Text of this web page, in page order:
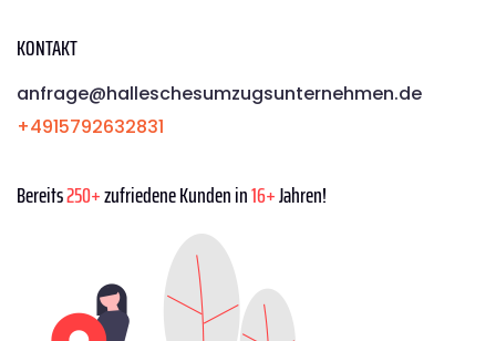
KONTAKT
anfrage@halleschesumzugsunternehmen.de
+4915792632831
Bereits250+zufriedene Kunden in16+Jahren!